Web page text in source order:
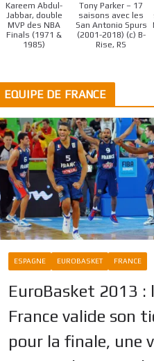
Kareem Abdul-
Jabbar, double
MVP des NBA
Finals (1971 &
1985)
Tony Parker – 17
saisons avec les
San Antonio Spurs
(2001-2018) (c) B-
Rise, RS
EQUIPE DE FRANCE
ESPAGNE EUROBASKET FRANCE
EuroBasket 2013 :
France valide son
pour la finale, une